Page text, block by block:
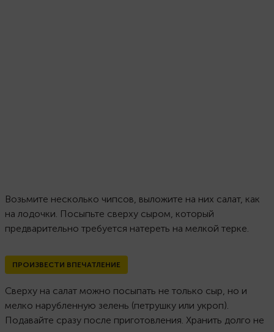
Возьмите несколько чипсов, выложите на них салат, как
на лодочки. Посыпьте сверху сыром, который
предварительно требуется натереть на мелкой терке.
ПРОИЗВЕСТИ ВПЕЧАТЛЕНИЕ
Сверху на салат можно посыпать не только сыр, но и
мелко нарубленную зелень (петрушку или укроп).
Подавайте сразу после приготовления. Хранить долго не